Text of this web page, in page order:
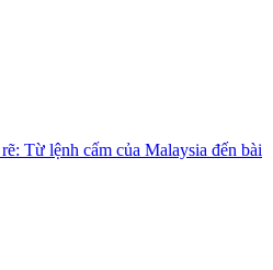
Từ lệnh cấm của Malaysia đến bài